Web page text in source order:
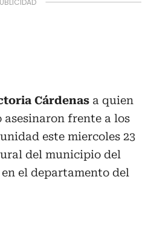
Cárdenas a quien
asesinaron frente a los
este miercoles 23
del municipio del
el departamento del